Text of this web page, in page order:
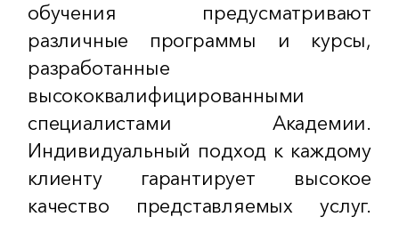
обучения предусматривают
различные программы и курсы,
разработанные
высококвалифицированными
специалистами Академии.
Индивидуальный подход к каждому
клиенту гарантирует высокое
качество представляемых услуг.